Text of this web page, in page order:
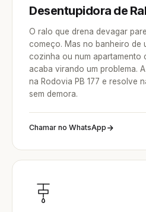
Desentupidora de
O ralo que drena devagar
começo. Mas no banheiro de
cozinha ou num apartamento
acaba virando um problema.
na Rodovia PB 177 e resolve
sem demora.
Chamar no WhatsApp